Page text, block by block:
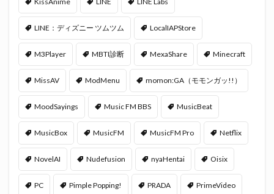
LINE：ディズニー ツムツム LocalIAPStore
M3Player MBTI診断 MexaShare Minecraft
MissAV ModMenu momon:GA（モモンガッ!!）
MoodSayings Music FM BBS MusicBeat
MusicBox MusicFM MusicFM Pro Netflix
NovelAI Nudefusion nyaHentai Oisix
PC Pimple Popping! PRADA PrimeVideo